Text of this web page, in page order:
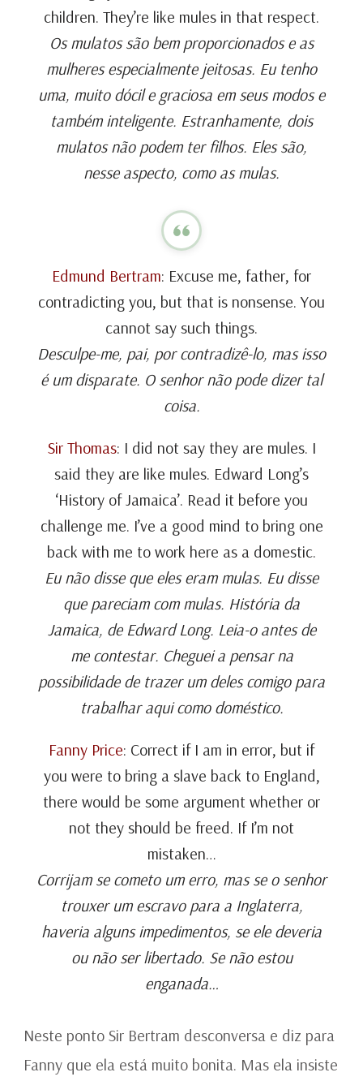
children. They’re like mules in that respect.
Os mulatos são bem proporcionados e as
mulheres especialmente jeitosas. Eu tenho
uma, muito dócil e graciosa em seus modos e
também inteligente. Estranhamente, dois
mulatos não podem ter filhos. Eles são,
nesse aspecto, como as mulas.
Edmund Bertram: Excuse me, father, for
contradicting you, but that is nonsense. You
cannot say such things.
Desculpe-me, pai, por contradizê-lo, mas isso
é um disparate. O senhor não pode dizer tal
coisa.
Sir Thomas: I did not say they are mules. I
said they are like mules. Edward Long’s
‘History of Jamaica’. Read it before you
challenge me. I’ve a good mind to bring one
back with me to work here as a domestic.
Eu não disse que eles eram mulas. Eu disse
que pareciam com mulas. História da
Jamaica, de Edward Long. Leia-o antes de
me contestar. Cheguei a pensar na
possibilidade de trazer um deles comigo para
trabalhar aqui como doméstico.
Fanny Price: Correct if I am in error, but if
you were to bring a slave back to England,
there would be some argument whether or
not they should be freed. If I’m not
mistaken…
Corrijam se cometo um erro, mas se o senhor
trouxer um escravo para a Inglaterra,
haveria alguns impedimentos, se ele deveria
ou não ser libertado. Se não estou
enganada…
Neste ponto Sir Bertram desconversa e diz para
Fanny que ela está muito bonita. Mas ela insiste